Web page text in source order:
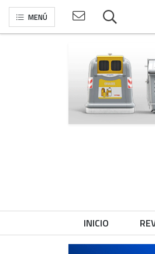
MENÚ
INICIO